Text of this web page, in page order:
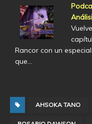
Rancor con un
que…
AHSOKA TANO